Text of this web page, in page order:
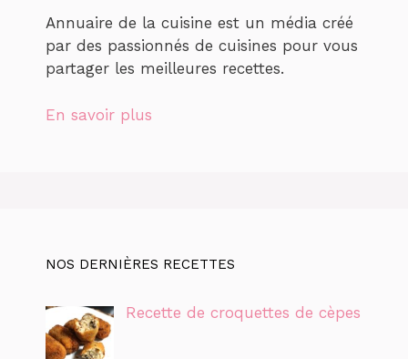
Annuaire de la cuisine est un média créé
par des passionnés de cuisines pour vous
partager les meilleures recettes.
En savoir plus
NOS DERNIÈRES RECETTES
Recette de croquettes de cèpes